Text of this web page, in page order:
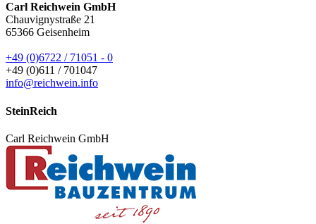
Carl Reichwein GmbH
Chauvignystraße 21
65366 Geisenheim
+49 (0)6722 / 71051 - 0
+49 (0)611 / 701047
info@reichwein.info
SteinReich
Carl Reichwein GmbH